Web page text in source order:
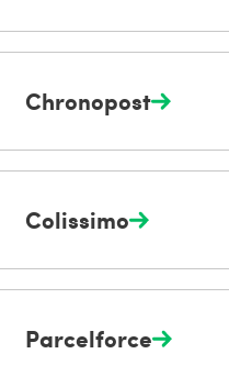
Chronopost
Colissimo
Parcelforce